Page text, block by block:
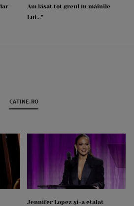
Am lăsat tot greul în mâinile
Lui...”
CATINE.RO
Jennifer Lopez și-a etalat